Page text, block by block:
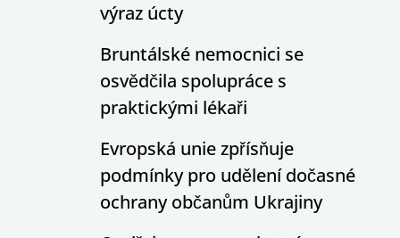
výraz úcty
Bruntálské nemocnici se
osvědčila spolupráce s
praktickými lékaři
Evropská unie zpřísňuje
podmínky pro udělení dočasné
ochrany občanům Ukrajiny